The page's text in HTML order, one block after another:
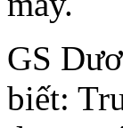
GS
biết: